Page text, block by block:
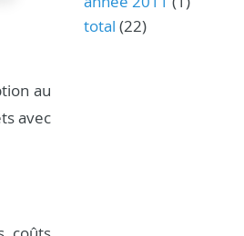
au
avec
total (22)